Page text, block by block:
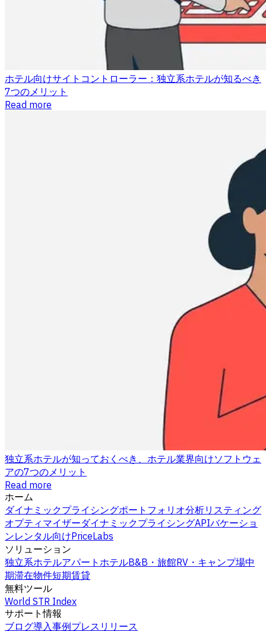
ホテル向けサイトコントローラー：独立系ホテルが知るべき
7つのメリット
Read more
独立系ホテルが知っておくべき、ホテル業界向けソフトウェ
アの7つのメリット
Read more
ホーム
ダイナミックプライシングポートフォリオ分析リスティング
オプティマイザーダイナミックプライシングAPIバケーショ
ンレンタル向けPriceLabs
ソリューション
独立系ホテルアパートホテルB&B・旅館RV・キャンプ場中
期滞在物件短期賃貸
無料ツール
World STR Index
サポート情報
ブログ導入事例プレスリリース